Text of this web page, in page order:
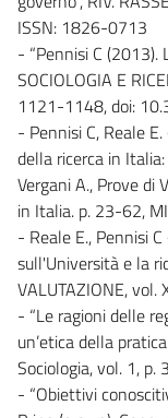
ISSN: 1826-0713
- “Pennisi C
SOCIOLOGIA E
1121-1148, doi:
- Pennisi C, Reale
della ricerca in
Vergani A., Prove di
in Italia. p. 23-62,
- Reale E., Pennisi
sull'Università e la
VALUTAZIONE,
- “Le ragioni delle
un’etica della
Sociologia, vol. 1,
- “Obiettivi